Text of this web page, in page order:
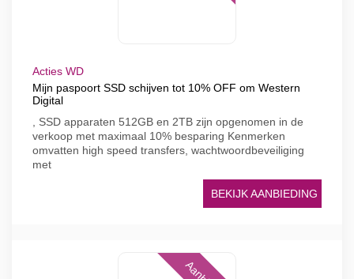
Acties WD
Mijn paspoort SSD schijven tot 10% OFF om Western
Digital
, SSD apparaten 512GB en 2TB zijn opgenomen in de
verkoop met maximaal 10% besparing Kenmerken
omvatten high speed transfers, wachtwoordbeveiliging
met
BEKIJK AANBIEDING